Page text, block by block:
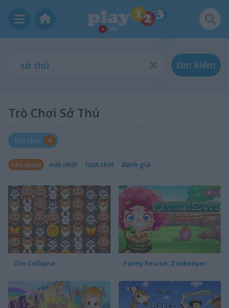
VN
tìm kiếm
Trò Chơi Sở Thú
Trò chơi 46
liên quan mới nhất lượt chơi đánh giá
Zoo Collapse Funny Rescue: Zookeeper